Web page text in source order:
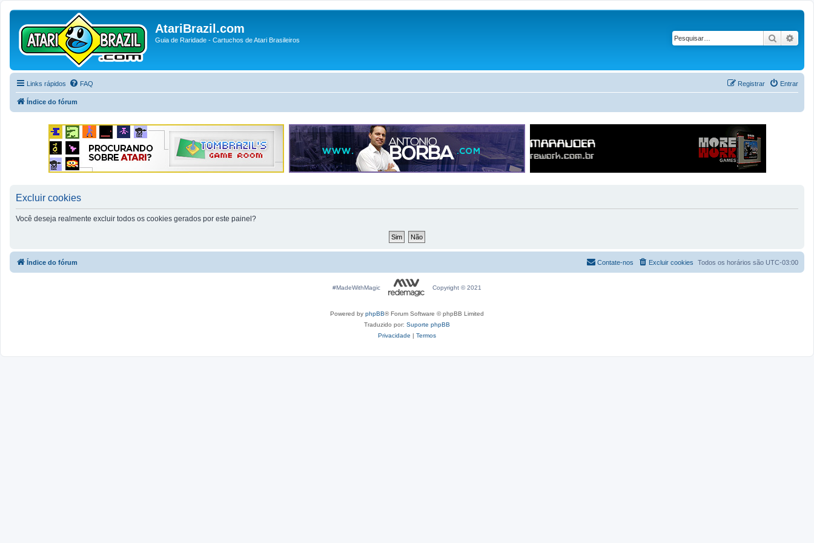
AtariBrazil.com
Guia de Raridade - Cartuchos de Atari Brasileiros Pesquisar
Links rápidos FAQ Entrar
Registrar
Índice do fórum
Excluir cookies
Você deseja realmente excluir todos os cookies gerados por este painel?
Índice do fórum Todos os horários são UTC-03:00
Excluir cookies
Contate-nos
#MadeWithMagic Copyright © 2021
Powered by phpBB® Forum Software © phpBB Limited
Traduzido por: Suporte phpBB
Privacidade | Termos